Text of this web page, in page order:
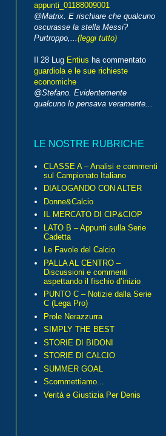
appunti_01188009001
@Matrix. E rischiare che qualcuno
oscurasse la stella Messi?
Purtroppo,...(leggi tutto)
Il 28 Lug Entius ha commentato
guardiola e le sue richieste
economiche
@Stefano. Evidentemente
qualcuno lo pensava veramente...
LE NOSTRE RUBRICHE
CLASSE A – Analisi e commenti
sul Campionato Italiano
DIALOGANDO CON ALTER
Donne&Calcio
IL MERCATO DI CIP&CIOP
LATO B – Appunti sulla Serie
Cadetta
Le Favole del Calcio
PALLA AL CENTRO –
Discussioni e commenti
aspettando il fischio d’inizio
PUNTO C – Notizie dalla Serie
C (Lega Pro)
Prole Nerazzurra
SIMPLY THE BEST
STORIE DI BIDONI
STORIE DI CALCIO
SUMMER GOAL
Scommettiamo...
Verità e Giustizia Per Denis